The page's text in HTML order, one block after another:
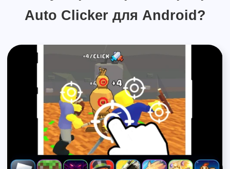
Auto Clicker для Android?